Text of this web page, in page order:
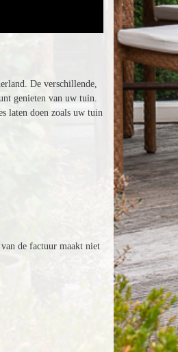
De verschillende,
genieten van uw tuin.
laten doen zoals uw tuin
de factuur maakt niet